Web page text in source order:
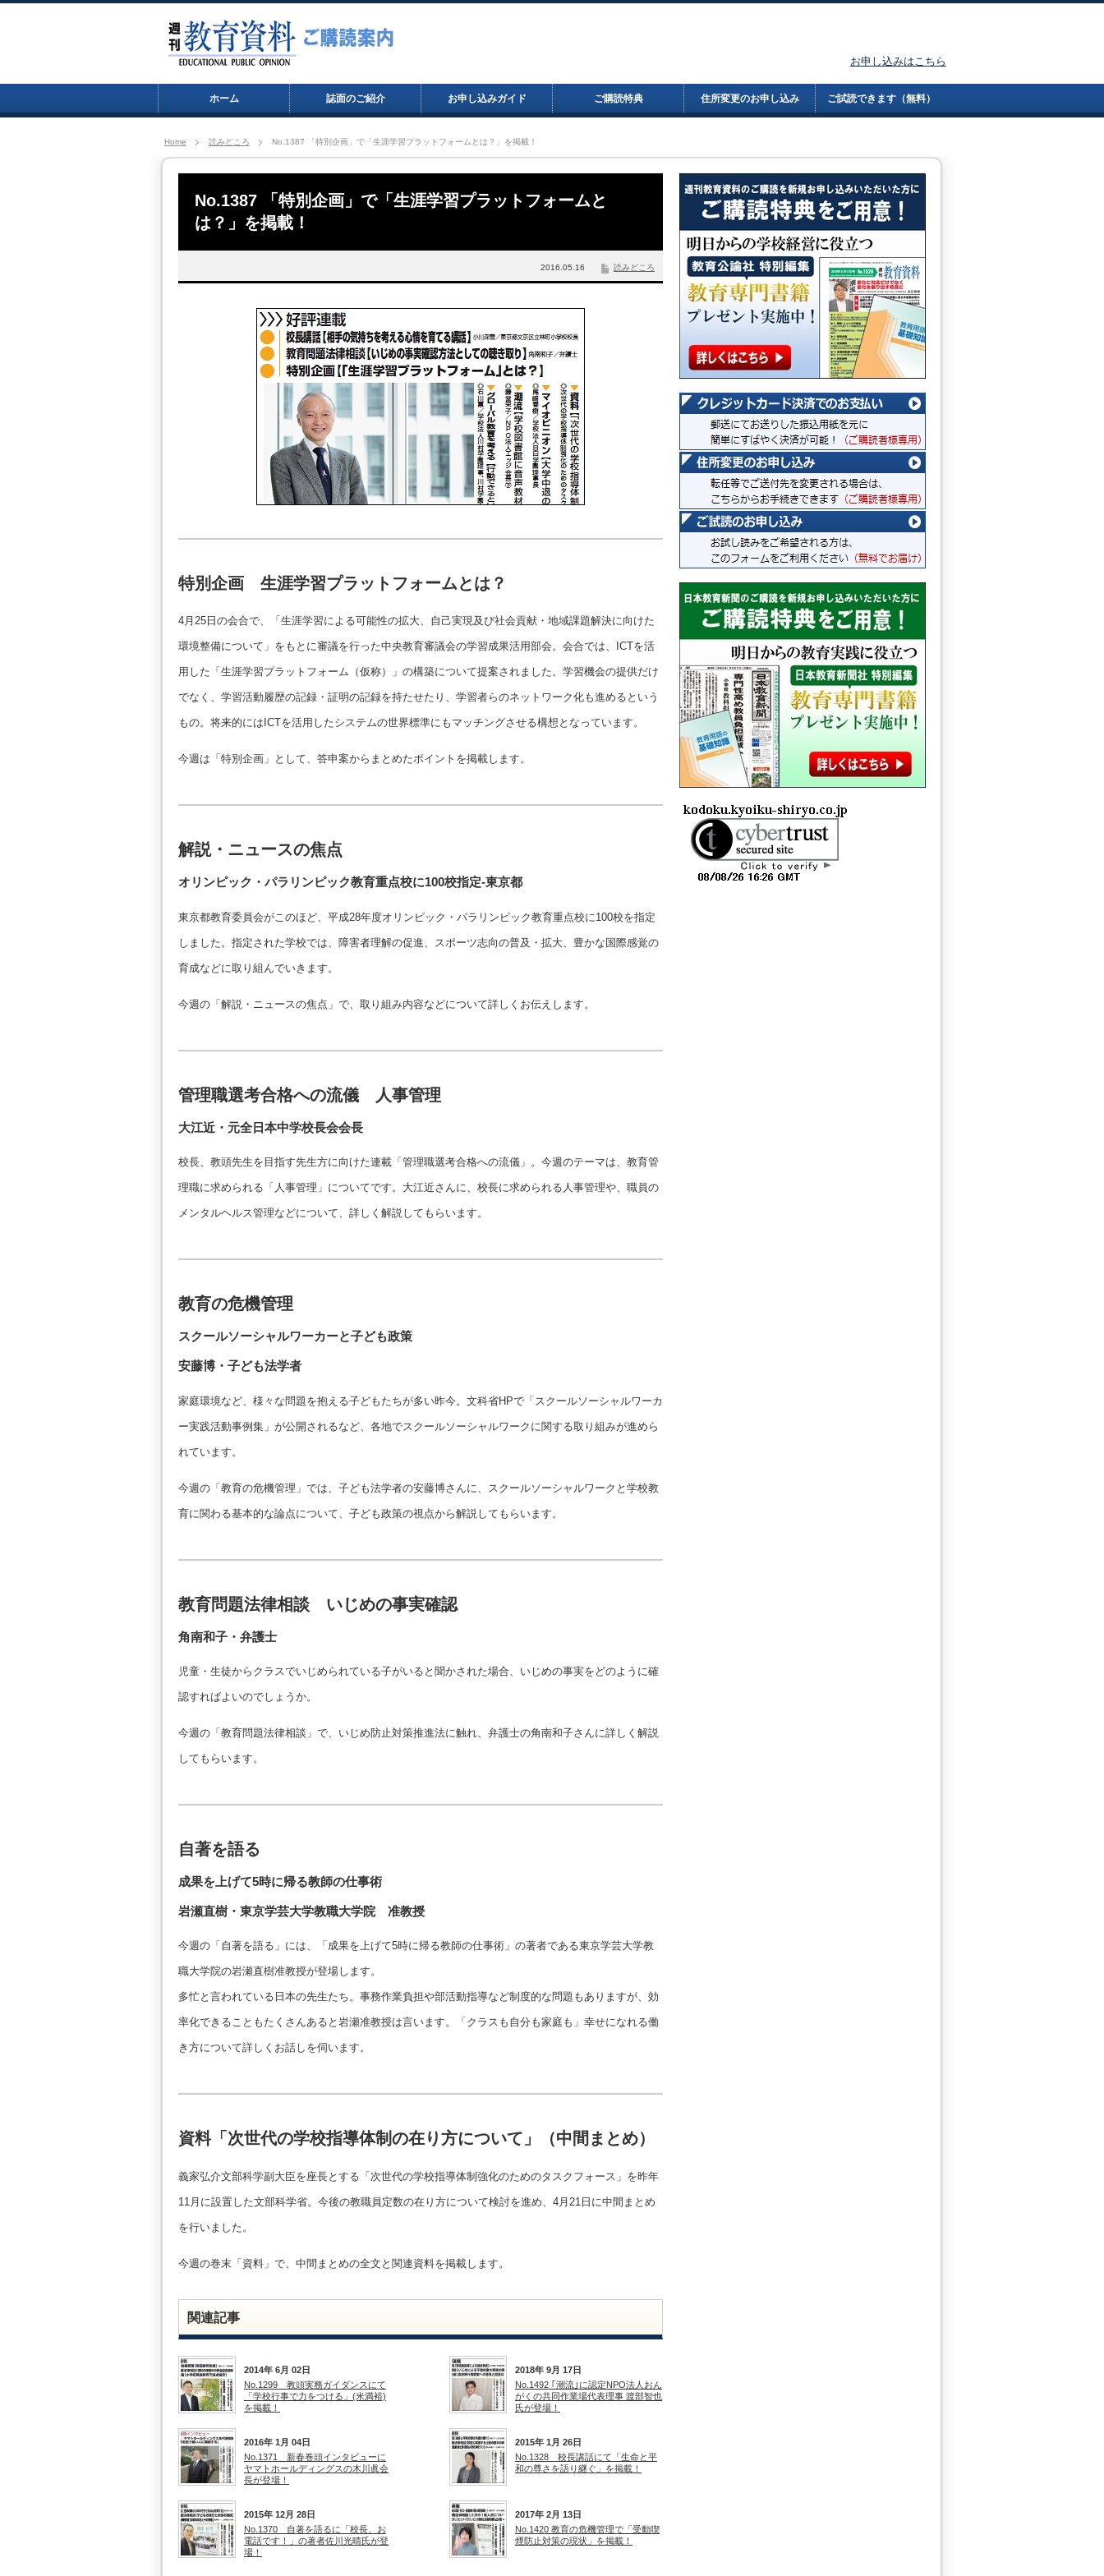
ホーム 誌面のご紹介 お申し込みガイド ご購読特典 住所変更のお申し込み ご試読できます（無料）
お申し込みはこちら
Home 読みどころ No.1387 「特別企画」で「生涯学習プラットフォームとは？」を掲載！
No.1387 「特別企画」で「生涯学習プラットフォームと
は？」を掲載！
読みどころ
2016.05.16
特別企画 生涯学習プラットフォームとは？
4月25日の会合で、「生涯学習による可能性の拡大、自己実現及び社会貢献・地域課題解決に向けた
環境整備について」をもとに審議を行った中央教育審議会の学習成果活用部会。会合では、ICTを活
用した「生涯学習プラットフォーム（仮称）」の構築について提案されました。学習機会の提供だけ
でなく、学習活動履歴の記録・証明の記録を持たせたり、学習者らのネットワーク化も進めるという
もの。将来的にはICTを活用したシステムの世界標準にもマッチングさせる構想となっています。
今週は「特別企画」として、答申案からまとめたポイントを掲載します。
解説・ニュースの焦点
オリンピック・パラリンピック教育重点校に100校指定-東京都
東京都教育委員会がこのほど、平成28年度オリンピック・パラリンピック教育重点校に100校を指定
しました。指定された学校では、障害者理解の促進、スポーツ志向の普及・拡大、豊かな国際感覚の
育成などに取り組んでいきます。
今週の「解説・ニュースの焦点」で、取り組み内容などについて詳しくお伝えします。
管理職選考合格への流儀 人事管理
大江近・元全日本中学校長会会長
校長、教頭先生を目指す先生方に向けた連載「管理職選考合格への流儀」。今週のテーマは、教育管
理職に求められる「人事管理」についてです。大江近さんに、校長に求められる人事管理や、職員の
メンタルヘルス管理などについて、詳しく解説してもらいます。
教育の危機管理
スクールソーシャルワーカーと子ども政策
安藤博・子ども法学者
家庭環境など、様々な問題を抱える子どもたちが多い昨今。文科省HPで「スクールソーシャルワーカ
ー実践活動事例集」が公開されるなど、各地でスクールソーシャルワークに関する取り組みが進めら
れています。
今週の「教育の危機管理」では、子ども法学者の安藤博さんに、スクールソーシャルワークと学校教
育に関わる基本的な論点について、子ども政策の視点から解説してもらいます。
教育問題法律相談 いじめの事実確認
角南和子・弁護士
児童・生徒からクラスでいじめられている子がいると聞かされた場合、いじめの事実をどのように確
認すればよいのでしょうか。
今週の「教育問題法律相談」で、いじめ防止対策推進法に触れ、弁護士の角南和子さんに詳しく解説
してもらいます。
自著を語る
成果を上げて5時に帰る教師の仕事術
岩瀬直樹・東京学芸大学教職大学院 准教授
今週の「自著を語る」には、「成果を上げて5時に帰る教師の仕事術」の著者である東京学芸大学教
職大学院の岩瀬直樹准教授が登場します。
多忙と言われている日本の先生たち。事務作業負担や部活動指導など制度的な問題もありますが、効
率化できることもたくさんあると岩瀬准教授は言います。「クラスも自分も家庭も」幸せになれる働
き方について詳しくお話しを伺います。
資料「次世代の学校指導体制の在り方について」（中間まとめ）
義家弘介文部科学副大臣を座長とする「次世代の学校指導体制強化のためのタスクフォース」を昨年
11月に設置した文部科学省。今後の教職員定数の在り方について検討を進め、4月21日に中間まとめ
を行いました。
今週の巻末「資料」で、中間まとめの全文と関連資料を掲載します。
関連記事
2014年 6月 02日
No.1299 教頭実務ガイダンスにて
「学校行事で力をつける」(米満裕)
を掲載！
2018年 9月 17日
No.1492 ｢潮流｣に認定NPO法人おん
がくの共同作業場代表理事 渡部智也
氏が登場！
2016年 1月 04日
No.1371 新春巻頭インタビューに
ヤマトホールディングスの木川眞会
長が登場！
2015年 1月 26日
No.1328 校長講話にて「生命と平
和の尊さを語り継ぐ」を掲載！
2015年 12月 28日
No.1370 自著を語るに「校長、お
電話です！」の著者佐川光晴氏が登
場！
2017年 2月 13日
No.1420 教育の危機管理で「受動喫
煙防止対策の現状」を掲載！